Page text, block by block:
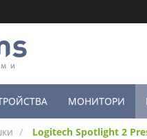
МОНИТОРИ
Logitech Spotlight 2